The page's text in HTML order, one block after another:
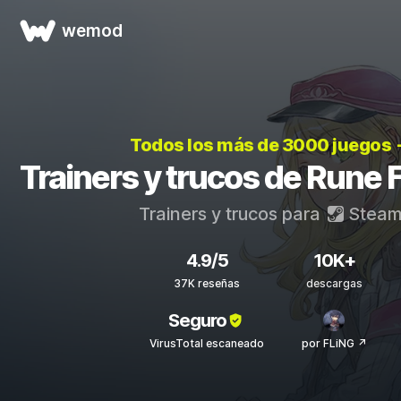
wemod
Todos los más de 3000 juegos
Trainers y trucos de Rune
Trainers y trucos para
4.9/5
37K reseñas
10K+
descargas
Seguro
VirusTotal escaneado por FLiNG ↗